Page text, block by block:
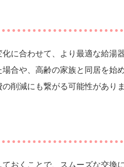
に合わせて、より最適な給湯
合や、高齢の家族と同居を始
削減にも繋がる可能性がありま
おくことで、スムーズな交換